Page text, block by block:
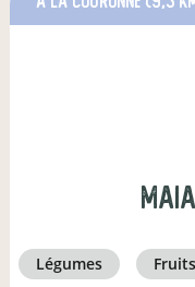
légumes fruits